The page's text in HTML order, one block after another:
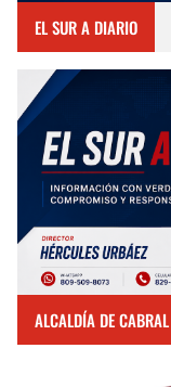
EL SUR A DIARIO
ALCALDÍA DE CABRAL